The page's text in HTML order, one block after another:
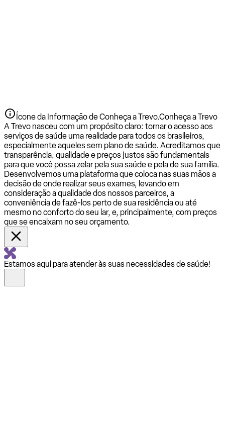
Ícone da Informação de Conheça a Trevo.Conheça a Trevo
A Trevo nasceu com um propósito claro: tornar o acesso aos
serviços de saúde uma realidade para todos os brasileiros,
especialmente aqueles sem plano de saúde. Acreditamos que
transparência, qualidade e preços justos são fundamentais
para que você possa zelar pela sua saúde e pela de sua família.
Desenvolvemos uma plataforma que coloca nas suas mãos a
decisão de onde realizar seus exames, levando em
consideração a qualidade dos nossos parceiros, a
conveniência de fazê-los perto de sua residência ou até
mesmo no conforto do seu lar, e, principalmente, com preços
que se encaixam no seu orçamento.
Estamos aqui para atender às suas necessidades de saúde!